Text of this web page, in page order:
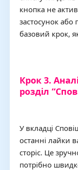
кнопка не
застосунок
базовий крок,
Крок 3.
розділ
У вкладці
останні лайки
сторіс. Це
потрібно